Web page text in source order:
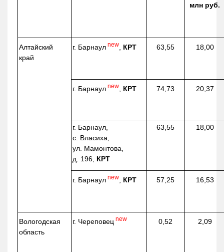
млн руб.
Алтайский
край
г. Барнаул new КРТ 63,55 18,00
г. Барнаул new КРТ 74,73 20,37
г. Барнаул,
с. Власиха,
ул. Мамонтова,
д. 196, КРТ
63,55 18,00
г. Барнаул new КРТ 57,25 16,53
Вологодская
область
г. Череповец new 0,52 2,09